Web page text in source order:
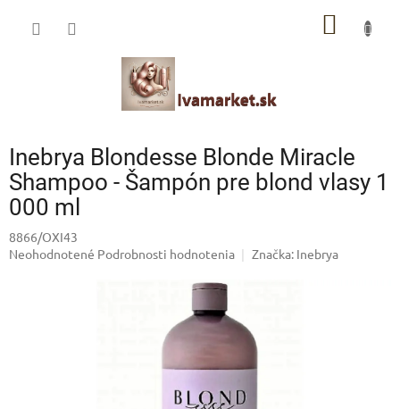
Inebrya Blondesse Blonde Miracle
Shampoo - Šampón pre blond vlasy 1
000 ml
8866/OXI43
Priemerné
Neohodnotené Podrobnosti hodnotenia Značka: Inebrya
IVAMARKET poradca